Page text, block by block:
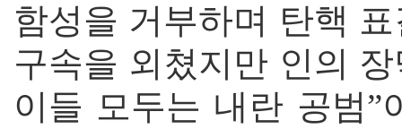
함성을 거부하며 탄핵
구속을 외쳤지만 인의
이들 모두는 내란 공범”